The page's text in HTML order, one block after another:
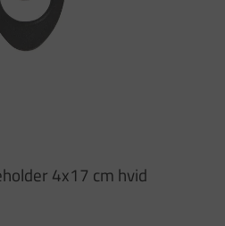
4x17 cm hvid